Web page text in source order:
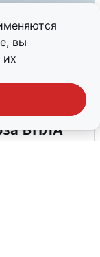
вы
их
БПЛА